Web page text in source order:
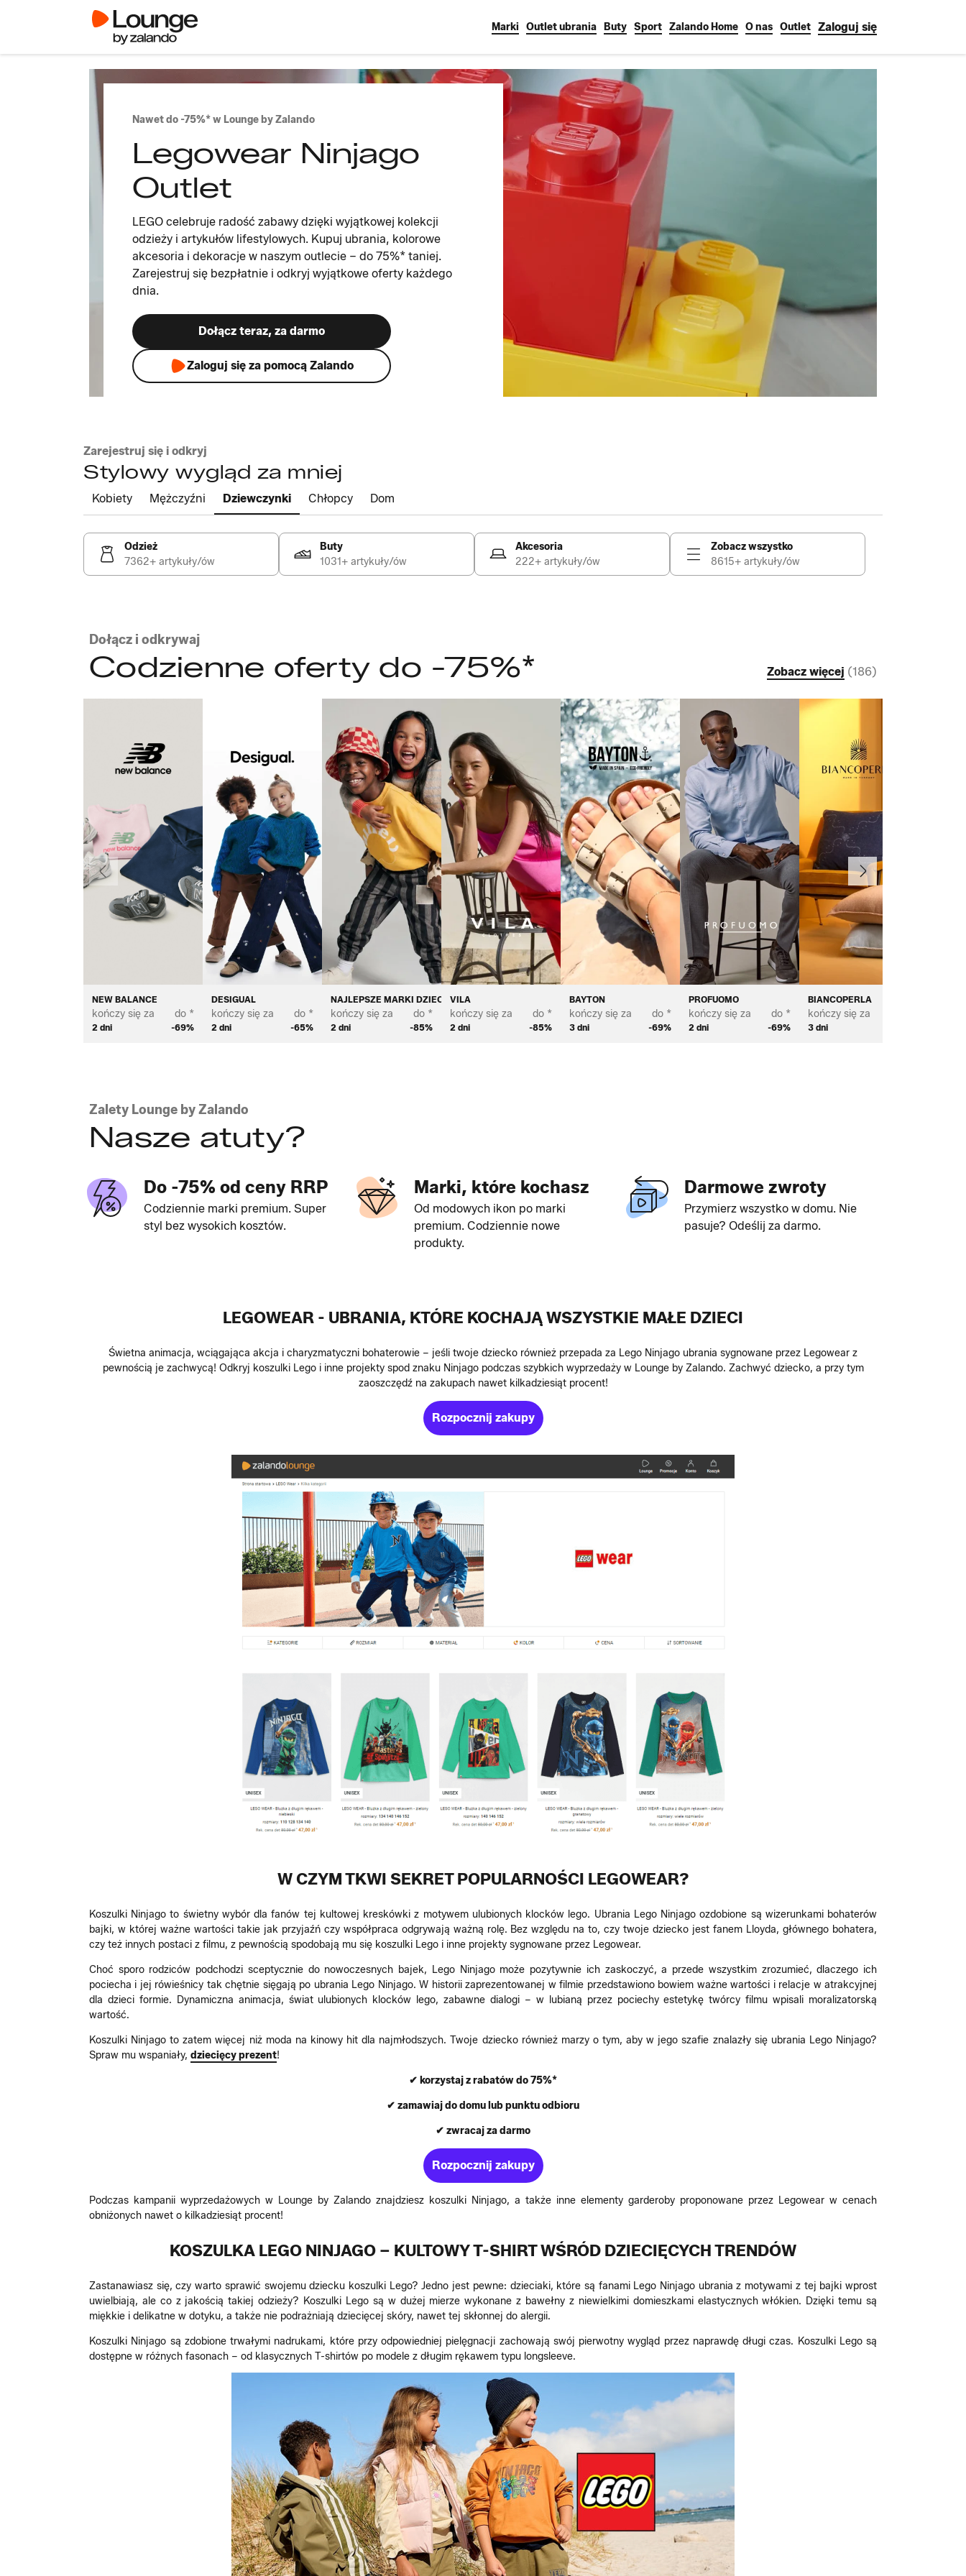
Marki Outlet ubrania Buty Sport Zalando Home O nas Outlet Zaloguj się
Nawet do -75%* w Lounge by Zalando
Legowear Ninjago
Outlet
LEGO celebruje radość zabawy dzięki wyjątkowej kolekcji
odzieży i artykułów lifestylowych. Kupuj ubrania, kolorowe
akcesoria i dekoracje w naszym outlecie – do 75%* taniej.
Zarejestruj się bezpłatnie i odkryj wyjątkowe oferty każdego
dnia.
Dołącz teraz, za darmo
Zaloguj się za pomocą Zalando
Zarejestruj się i odkryj
Stylowy wygląd za mniej
Kobiety Mężczyźni Dziewczynki Chłopcy Dom
Odzież
7362+ artykuły/ów
Buty
1031+ artykuły/ów
Akcesoria
222+ artykuły/ów
Zobacz wszystko
8615+ artykuły/ów
Dołącz i odkrywaj
Codzienne oferty do -75%* Zobacz więcej (186)
NEW BALANCE
kończy się za
2 dni
do *
-69%
DESIGUAL
kończy się za
2 dni
do *
-65%
NAJLEPSZE MARKI DZIECIĘCE
kończy się za
2 dni
do *
-85%
VILA
kończy się za
2 dni
do *
-85%
BAYTON
kończy się za
3 dni
do *
-69%
PROFUOMO
kończy się za
2 dni
do *
-69%
BIANCOPERLA
kończy się za
3 dni
Poprzedni Dalej
Zalety Lounge by Zalando
Nasze atuty?
Do -75% od ceny RRP
Codziennie marki premium. Super
styl bez wysokich kosztów.
Marki, które kochasz
Od modowych ikon po marki
premium. Codziennie nowe
produkty.
Darmowe zwroty
Przymierz wszystko w domu. Nie
pasuje? Odeślij za darmo.
LEGOWEAR - UBRANIA, KTÓRE KOCHAJĄ WSZYSTKIE MAŁE DZIECI
Świetna animacja, wciągająca akcja i charyzmatyczni bohaterowie – jeśli twoje dziecko również przepada za Lego Ninjago ubrania sygnowane przez Legowear z
pewnością je zachwycą! Odkryj koszulki Lego i inne projekty spod znaku Ninjago podczas szybkich wyprzedaży w Lounge by Zalando. Zachwyć dziecko, a przy tym
zaoszczędź na zakupach nawet kilkadziesiąt procent!
Rozpocznij zakupy
W CZYM TKWI SEKRET POPULARNOŚCI LEGOWEAR?
Koszulki Ninjago to świetny wybór dla fanów tej kultowej kreskówki z motywem ulubionych klocków lego. Ubrania Lego Ninjago ozdobione są wizerunkami bohaterów
bajki, w której ważne wartości takie jak przyjaźń czy współpraca odgrywają ważną rolę. Bez względu na to, czy twoje dziecko jest fanem Lloyda, głównego bohatera,
czy też innych postaci z filmu, z pewnością spodobają mu się koszulki Lego i inne projekty sygnowane przez Legowear.
Choć sporo rodziców podchodzi sceptycznie do nowoczesnych bajek, Lego Ninjago może pozytywnie ich zaskoczyć, a przede wszystkim zrozumieć, dlaczego ich
pociecha i jej rówieśnicy tak chętnie sięgają po ubrania Lego Ninjago. W historii zaprezentowanej w filmie przedstawiono bowiem ważne wartości i relacje w atrakcyjnej
dla dzieci formie. Dynamiczna animacja, świat ulubionych klocków lego, zabawne dialogi – w lubianą przez pociechy estetykę twórcy filmu wpisali moralizatorską
wartość.
Koszulki Ninjago to zatem więcej niż moda na kinowy hit dla najmłodszych. Twoje dziecko również marzy o tym, aby w jego szafie znalazły się ubrania Lego Ninjago?
Spraw mu wspaniały, dziecięcy prezent!
✔ korzystaj z rabatów do 75%*
✔ zamawiaj do domu lub punktu odbioru
✔ zwracaj za darmo
Rozpocznij zakupy
Podczas kampanii wyprzedażowych w Lounge by Zalando znajdziesz koszulki Ninjago, a także inne elementy garderoby proponowane przez Legowear w cenach
obniżonych nawet o kilkadziesiąt procent!
KOSZULKA LEGO NINJAGO – KULTOWY T-SHIRT WŚRÓD DZIECIĘCYCH TRENDÓW
Zastanawiasz się, czy warto sprawić swojemu dziecku koszulki Lego? Jedno jest pewne: dzieciaki, które są fanami Lego Ninjago ubrania z motywami z tej bajki wprost
uwielbiają, ale co z jakością takiej odzieży? Koszulki Lego są w dużej mierze wykonane z bawełny z niewielkimi domieszkami elastycznych włókien. Dzięki temu są
miękkie i delikatne w dotyku, a także nie podrażniają dziecięcej skóry, nawet tej skłonnej do alergii.
Koszulki Ninjago są zdobione trwałymi nadrukami, które przy odpowiedniej pielęgnacji zachowają swój pierwotny wygląd przez naprawdę długi czas. Koszulki Lego są
dostępne w różnych fasonach – od klasycznych T-shirtów po modele z długim rękawem typu longsleeve.